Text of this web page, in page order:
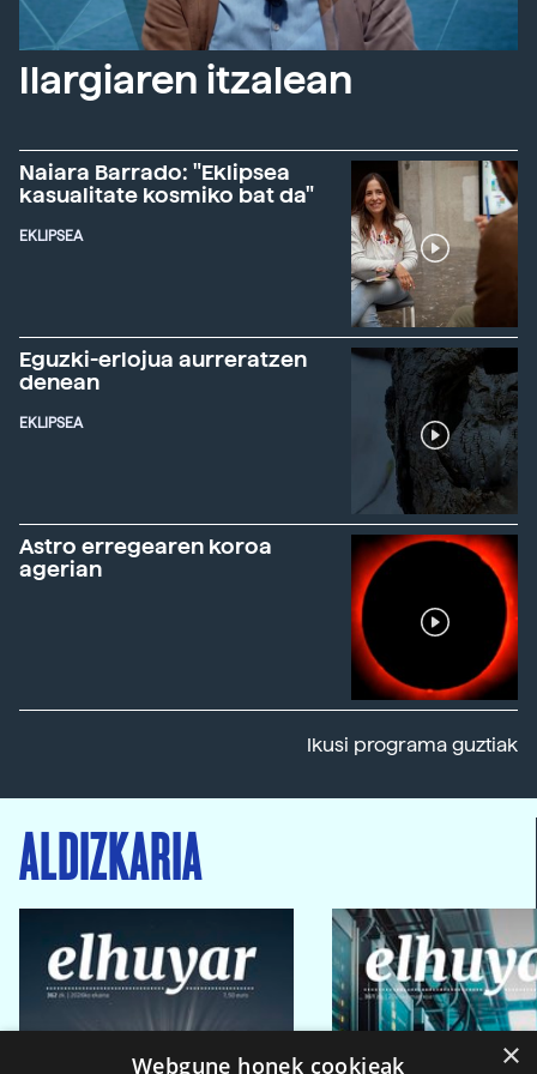
Ilargiaren itzalean
Naiara Barrado: "Eklipsea
kasualitate kosmiko bat da"
EKLIPSEA
Eguzki-erlojua aurreratzen
denean
EKLIPSEA
Astro erregearen koroa
agerian
Ikusi programa guztiak
ALDIZKARIA
×
Webgune honek cookieak